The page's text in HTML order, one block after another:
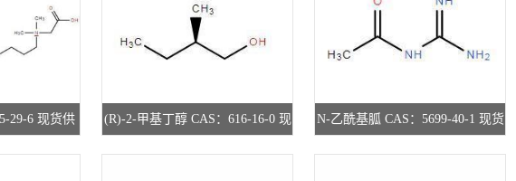
29-6 现货供
发后付
(R)-2-甲基丁醇 CAS：616-16-0 现
货供应 高校研究所 先发后付
N-乙酰基胍 CAS：5699-40-1 现货
供应 高校研究所 先发后付